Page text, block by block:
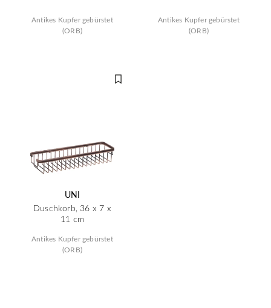
Antikes Kupfer gebürstet
(ORB)
Antikes Kupfer gebürstet
(ORB)
UNI
Duschkorb, 36 x 7 x
11 cm
Antikes Kupfer gebürstet
(ORB)